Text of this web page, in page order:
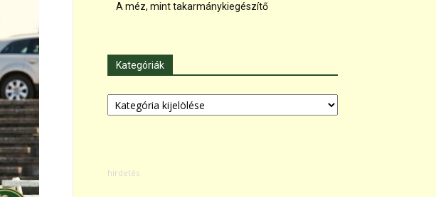
A méz, mint takarmánykiegészítő
Kategóriák
Kategóriák